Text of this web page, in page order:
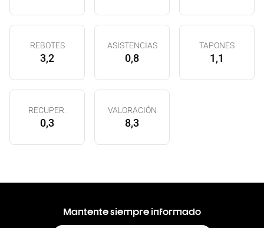
REBOTES
3,2
ASISTENCIAS
0,8
TAPONES
1,1
RECUPER.
0,3
VALORACIÓN
8,3
Mantente siempre informado